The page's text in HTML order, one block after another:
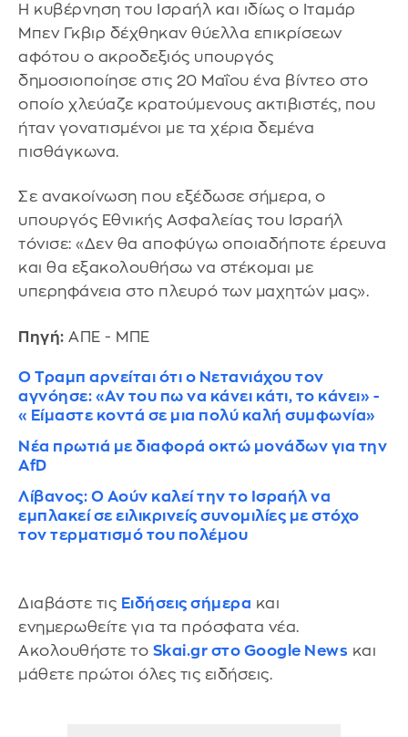
Η κυβέρνηση του Ισραήλ και ιδίως ο Ιταμάρ
Μπεν Γκβιρ δέχθηκαν θύελλα επικρίσεων
αφότου ο ακροδεξιός υπουργός
δημοσιοποίησε στις 20 Μαΐου ένα βίντεο στο
οποίο χλεύαζε κρατούμενους ακτιβιστές, που
ήταν γονατισμένοι με τα χέρια δεμένα
πισθάγκωνα.
Σε ανακοίνωση που εξέδωσε σήμερα, ο
υπουργός Εθνικής Ασφαλείας του Ισραήλ
τόνισε: «Δεν θα αποφύγω οποιαδήποτε έρευνα
και θα εξακολουθήσω να στέκομαι με
υπερηφάνεια στο πλευρό των μαχητών μας».
Πηγή: ΑΠΕ - ΜΠΕ
Ο Τραμπ αρνείται ότι ο Νετανιάχου τον
αγνόησε: «Αν του πω να κάνει κάτι, το κάνει» -
«Είμαστε κοντά σε μια πολύ καλή συμφωνία»
Νέα πρωτιά με διαφορά οκτώ μονάδων για την
AfD
Λίβανος: Ο Αούν καλεί την το Ισραήλ να
εμπλακεί σε ειλικρινείς συνομιλίες με στόχο
τον τερματισμό του πολέμου
Διαβάστε τις Ειδήσεις σήμερα και
ενημερωθείτε για τα πρόσφατα νέα.
Ακολουθήστε το Skai.gr στο Google News και
μάθετε πρώτοι όλες τις ειδήσεις.